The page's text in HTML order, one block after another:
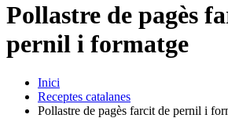
Pollastre de pagès
pernil i formatge
Inici
Receptes catalanes
Pollastre de pagès farcit de pernil i